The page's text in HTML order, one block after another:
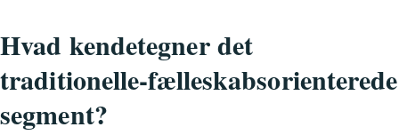
Hvad kendetegner det
traditionelle-fælleskabsorienterede
segment?